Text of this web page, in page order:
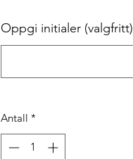
Oppgi initialer (valgfritt)
Antall *